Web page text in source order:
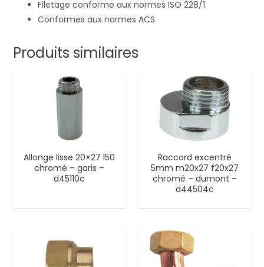
Filetage conforme aux normes ISO 228/1
Conformes aux normes ACS
Produits similaires
Allonge lisse 20×27 l50
chromé – garis –
d45110c
Raccord excentré
5mm m20x27 f20x27
chromé – dumont –
d44504c